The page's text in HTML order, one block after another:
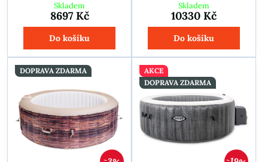
Skladem
8697 Kč
Do košíku
Skladem
10330 Kč
Do košíku
DOPRAVA ZDARMA
AKCE
DOPRAVA ZDARMA